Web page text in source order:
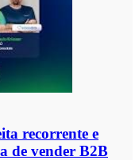
recorrente e
de vender B2B